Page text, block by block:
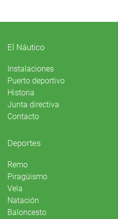
El Náutico
Instalaciones
Puerto deportivo
Historia
Junta directiva
Contacto
Deportes
Remo
Piragüismo
Vela
Natación
Baloncesto